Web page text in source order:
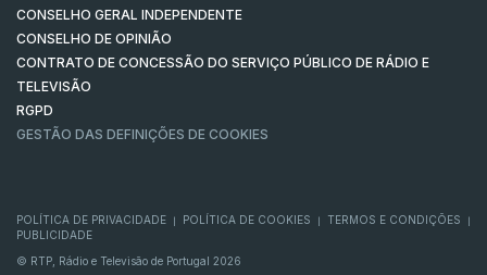
CONSELHO GERAL INDEPENDENTE
CONSELHO DE OPINIÃO
CONTRATO DE CONCESSÃO DO SERVIÇO PÚBLICO DE RÁDIO E
TELEVISÃO
RGPD
GESTÃO DAS DEFINIÇÕES DE COOKIES
POLÍTICA DE PRIVACIDADE POLÍTICA DE COOKIES TERMOS E CONDIÇÕES
PUBLICIDADE
© RTP, Rádio e Televisão de Portugal 2026